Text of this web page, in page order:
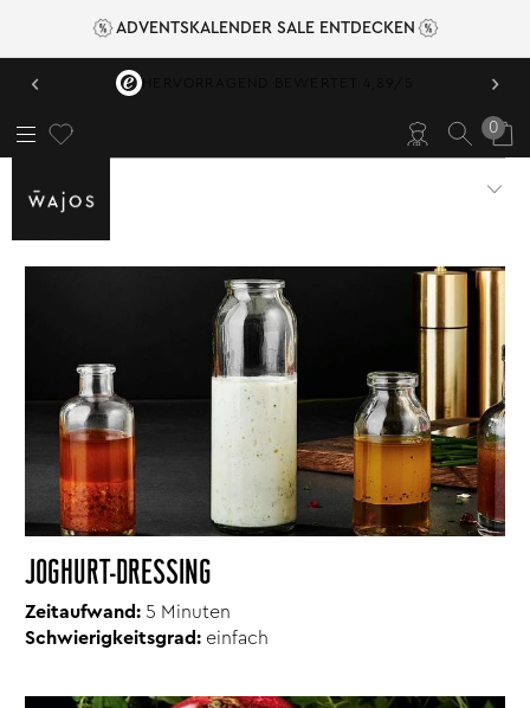
ADVENTSKALENDER SALE ENTDECKEN
‹ ›
0
SALATE
DRESSINGS
JOGHURT-DRESSING
Zeitaufwand: 5 Minuten
Schwierigkeitsgrad: einfach